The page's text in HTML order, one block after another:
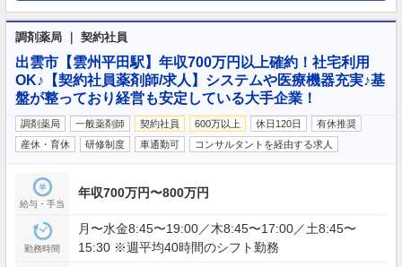
調剤薬局 ｜ 契約社員
出雲市【雲州平田駅】年収700万円以上確約！社宅利用
OK♪【契約社員薬剤師/求人】システムや医療機器充実♪基
盤が整っており経営も安定している大手企業！
調剤薬局 一般薬剤師 契約社員 600万以上 休日120日
有休推奨
産休・育休
研修制度 車通勤可 コンサルタントを経由する求人
給与・手当
年収700万円〜800万円
勤務時間
月〜水金8:45〜19:00／木8:45〜17:00／土8:45〜
15:30 ※週平均40時間のシフト勤務